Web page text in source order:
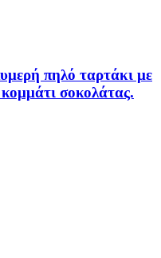
πηλό ταρτάκι με
σοκολάτας.